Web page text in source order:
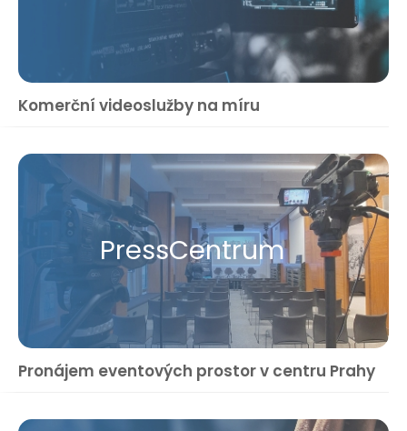
Komerční videoslužby na míru
Press​Centrum
Pronájem eventových prostor v centru Prahy